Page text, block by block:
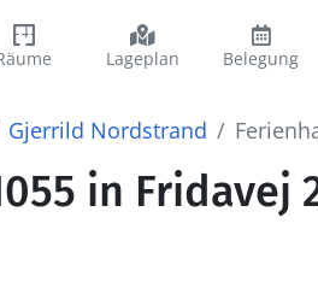
Lageplan Belegung
Gjerrild Nordstrand
in Fridavej